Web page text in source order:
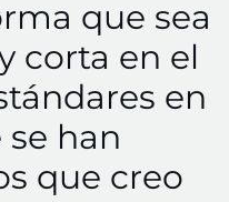
que sea
corta en el
en
han
que creo